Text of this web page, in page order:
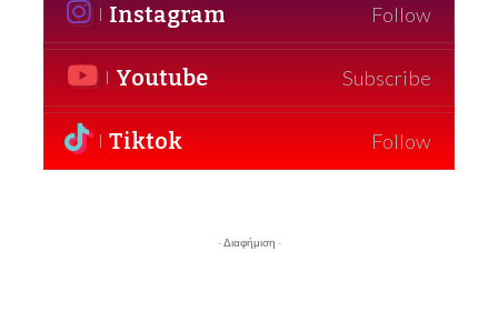
Instagram Follow
Youtube Subscribe
Tiktok Follow
- Διαφήμιση -